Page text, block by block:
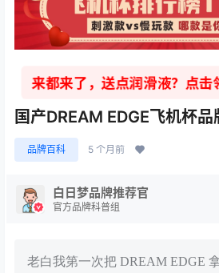
来都来了，送点润滑液？点
国产DREAM EDGE飞机杯
品牌百科 5 个月前
白日梦品牌推荐官
官方品牌科普组
老白我第一次把 DREAM EDGE